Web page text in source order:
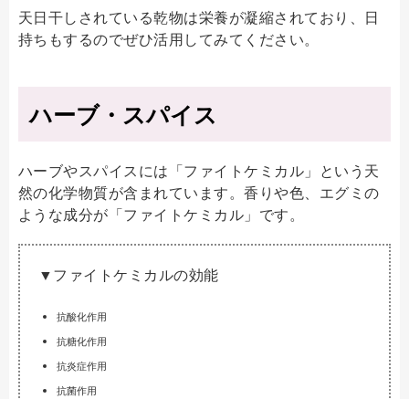
天日干しされている乾物は栄養が凝縮されており、日
持ちもするのでぜひ活用してみてください。
ハーブ・スパイス
ハーブやスパイスには「ファイトケミカル」という天
然の化学物質が含まれています。香りや色、エグミの
ような成分が「ファイトケミカル」です。
▼ファイトケミカルの効能
抗酸化作用
抗糖化作用
抗炎症作用
抗菌作用